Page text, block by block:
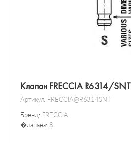
Клапан FRECCIA R6314/SNT
Артикул: FRECCIA@R6314SNT
Бренд: FRECCIA
�лапана: 8